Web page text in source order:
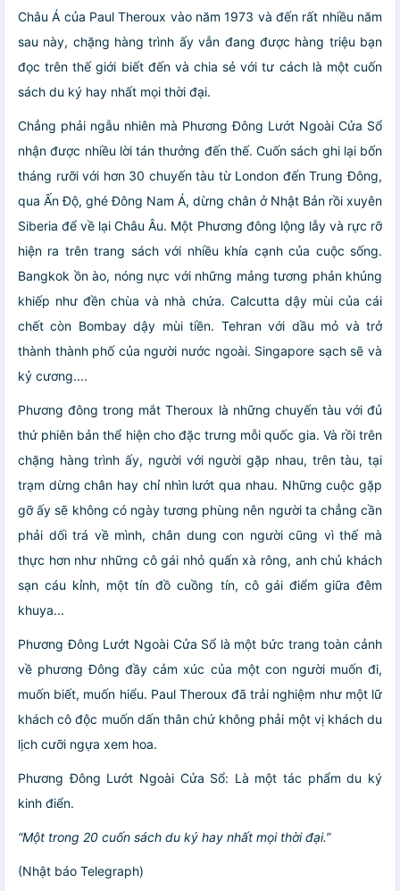
Châu Á của Paul Theroux vào năm 1973 và đến rất nhiều năm
sau này, chặng hàng trình ấy vẫn đang được hàng triệu bạn
đọc trên thế giới biết đến và chia sẻ với tư cách là một cuốn
sách du ký hay nhất mọi thời đại.
Chẳng phải ngẫu nhiên mà Phương Đông Lướt Ngoài Cửa Sổ
nhận được nhiều lời tán thưởng đến thế. Cuốn sách ghi lại bốn
tháng rưỡi với hơn 30 chuyến tàu từ London đến Trung Đông,
qua Ấn Độ, ghé Đông Nam Á, dừng chân ở Nhật Bản rồi xuyên
Siberia để về lại Châu Âu. Một Phương đông lộng lẫy và rực rỡ
hiện ra trên trang sách với nhiều khía cạnh của cuộc sống.
Bangkok ồn ào, nóng nực với những mảng tương phản khủng
khiếp như đền chùa và nhà chứa. Calcutta dậy mùi của cái
chết còn Bombay dậy mùi tiền. Tehran với dầu mỏ và trở
thành thành phố của người nước ngoài. Singapore sạch sẽ và
kỷ cương....
Phương đông trong mắt Theroux là những chuyến tàu với đủ
thứ phiên bản thể hiện cho đặc trưng mỗi quốc gia. Và rồi trên
chặng hàng trình ấy, người với người gặp nhau, trên tàu, tại
trạm dừng chân hay chỉ nhìn lướt qua nhau. Những cuộc gặp
gỡ ấy sẽ không có ngày tương phùng nên người ta chẳng cần
phải dối trá về mình, chân dung con người cũng vì thế mà
thực hơn như những cô gái nhỏ quấn xà rông, anh chủ khách
sạn cáu kỉnh, một tín đồ cuồng tín, cô gái điểm giữa đêm
khuya...
Phương Đông Lướt Ngoài Cửa Sổ là một bức trang toàn cảnh
về phương Đông đầy cảm xúc của một con người muốn đi,
muốn biết, muốn hiểu. Paul Theroux đã trải nghiệm như một lữ
khách cô độc muốn dấn thân chứ không phải một vị khách du
lịch cưỡi ngựa xem hoa.
Phương Đông Lướt Ngoài Cửa Sổ: Là một tác phẩm du ký
kinh điển.
“Một trong 20 cuốn sách du ký hay nhất mọi thời đại.”
(Nhật báo Telegraph)